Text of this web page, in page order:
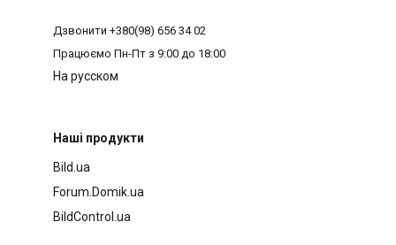
Дзвонити +380(98) 656 34 02
Працюємо Пн-Пт з 9:00 до 18:00
На русском
Наші продукти
Bild.ua
Forum.Domik.ua
BildControl.ua